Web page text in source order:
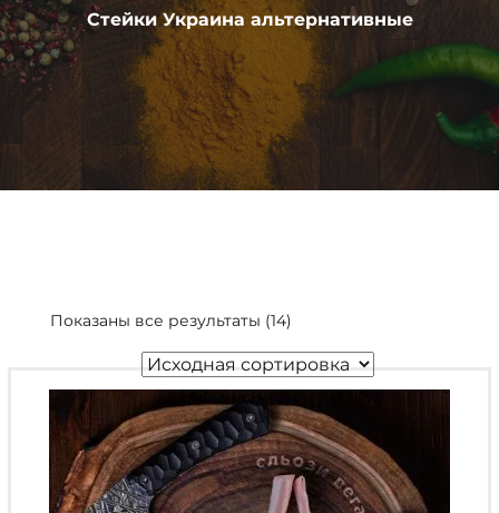
Стейки Украина альтернативные
Показаны все результаты (14)